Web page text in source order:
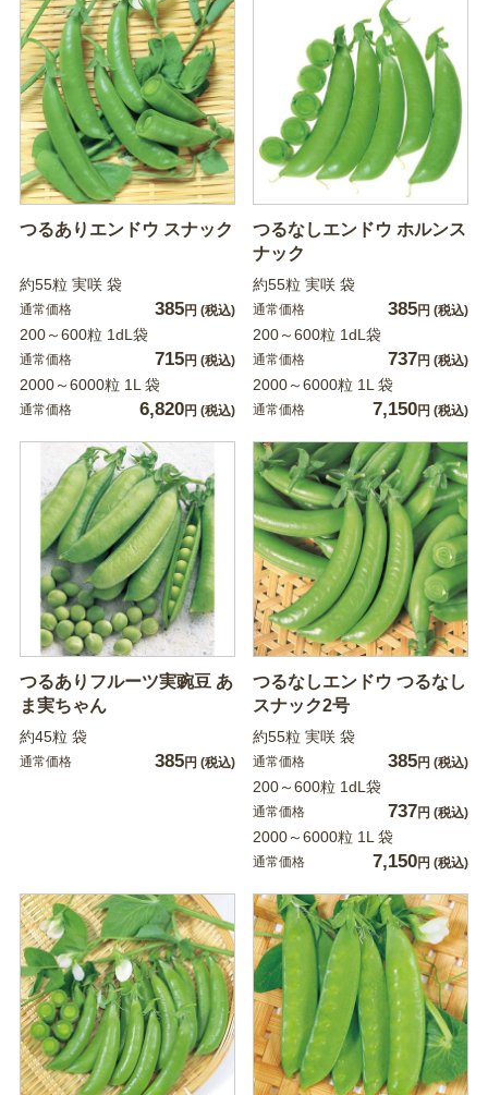
つるありエンドウ スナック
約55粒 実咲 袋
通常価格 385円 (税込)
200～600粒 1dL袋
通常価格 715円 (税込)
2000～6000粒 1L 袋
通常価格 6,820円 (税込)
つるなしエンドウ ホルンス
ナック
約55粒 実咲 袋
通常価格 385円 (税込)
200～600粒 1dL袋
通常価格 737円 (税込)
2000～6000粒 1L 袋
通常価格 7,150円 (税込)
つるありフルーツ実豌豆 あ
ま実ちゃん
約45粒 袋
通常価格 385円 (税込)
つるなしエンドウ つるなし
スナック2号
約55粒 実咲 袋
通常価格 385円 (税込)
200～600粒 1dL袋
通常価格 737円 (税込)
2000～6000粒 1L 袋
通常価格 7,150円 (税込)